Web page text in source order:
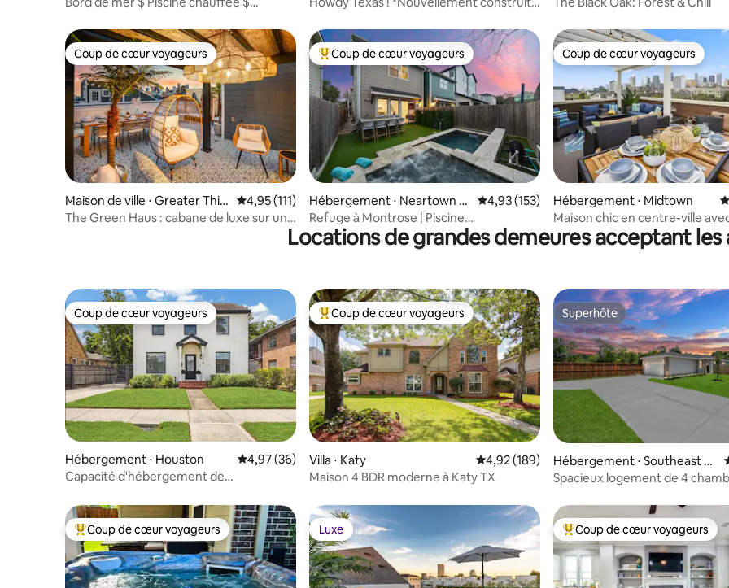
Coup de cœur voyageurs
Coup de cœur voyageurs
Maison de ville ⋅ Greater Thir
d Ward
Évaluation moyenne sur la base de 111 commentaires : 4,95 sur 5
4,95 (111)
The Green Haus : cabane de luxe sur un
Coups de cœur voyageurs les plus appréciés
Coup de cœur voyageurs
Hébergement ⋅ Neartown -
Montrose
Évaluation moyenne sur la base de 153
4,93 (153)
Refuge à Montrose | Piscine
chauffée/spa | Lits King size
Coup de cœur voyageurs
Coup de cœur voyageurs
Hébergement ⋅ Midtown
Maison chic en centre-ville
terrasse sur le toit
Locations de grandes demeures acceptant les
Coup de cœur voyageurs
Coup de cœur voyageurs
Hébergement ⋅ Houston Évaluation moyenne sur la base de 36 commentaires : 4,97 sur 5
4,97 (36)
Capacité d'hébergement de
6 minutes du centre médical
Coups de cœur voyageurs les plus appréciés
Coup de cœur voyageurs
Villa ⋅ Katy Évaluation moyenne sur la base de 189
4,92 (189)
Maison 4 BDR moderne à Katy TX
Superhôte
Superhôte
Hébergement ⋅ Southeast H
ouston
Spacieux logement de 4
de Med Cntr et NRG
Coups de cœur voyageurs les plus appréciés
Coup de cœur voyageurs Luxe
Luxe Coups de cœur voyageurs les
Coup de cœur voyageurs